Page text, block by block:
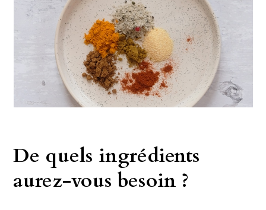
De quels ingrédients
aurez-vous besoin ?